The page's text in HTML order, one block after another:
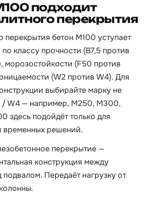
подходит
перекрытия
перекрытия бетон М100 уступает
классу прочности (B7,5 против
морозостойкости (F50 против
(W2 против W4). Для
выбирайте марку не
/ W4 — например, М250, М300,
здесь подойдёт только для
временных решений.
перекрытие —
конструкция между
Передаёт нагрузку от